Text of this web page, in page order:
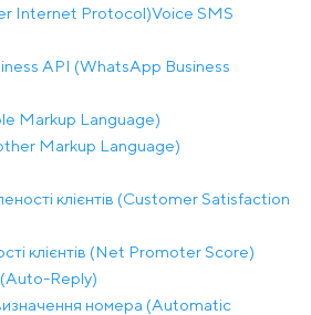
Internet Protocol)Voice SMS
API (WhatsApp Business
Markup Language)
Markup Language)
клієнтів (Customer Satisfaction
клієнтів (Net Promoter Score)
(Auto-Reply)
номера (Automatic